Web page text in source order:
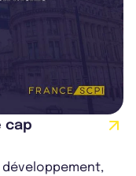
cap
développement,